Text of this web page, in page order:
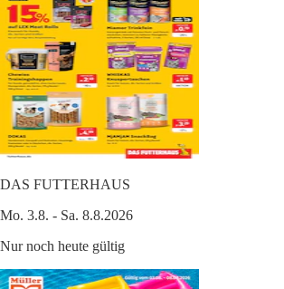
DAS FUTTERHAUS
Mo. 3.8. - Sa. 8.8.2026
Nur noch heute gültig